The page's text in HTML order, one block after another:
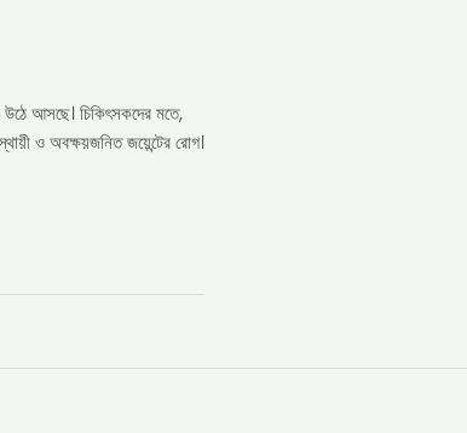
উঠে আসছে। চিকিৎসকদের মতে,
ও অবক্ষয়জনিত জয়েন্টের রোগ।